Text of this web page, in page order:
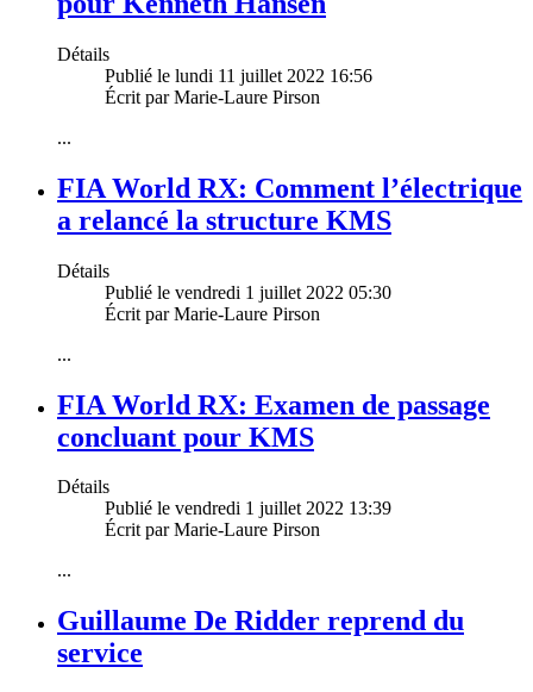
Détails
Publié le lundi 11 juillet 2022 16:56
Écrit par Marie-Laure Pirson
...
FIA World RX: Comment l’électrique
a relancé la structure KMS
Détails
Publié le vendredi 1 juillet 2022 05:30
Écrit par Marie-Laure Pirson
...
FIA World RX: Examen de passage
concluant pour KMS
Détails
Publié le vendredi 1 juillet 2022 13:39
Écrit par Marie-Laure Pirson
...
Guillaume De Ridder reprend du
service